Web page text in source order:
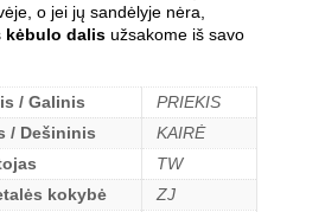
o jei jų sandėlyje nėra,
kėbulo dalisužsakome iš savo
/ Galinis
PRIEKIS
/ Dešininis
KAIRĖ
TW
kokybė
ZJ